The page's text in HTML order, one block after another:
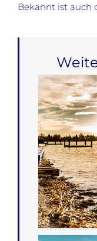
Bekannt ist auch